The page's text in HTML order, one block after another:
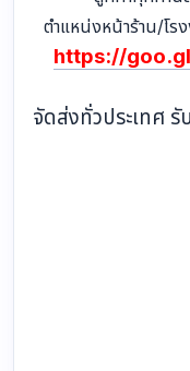
ตำแหน่งหน้าร้าน/โร
https://
จัดส่งทั่วประเทศ รั